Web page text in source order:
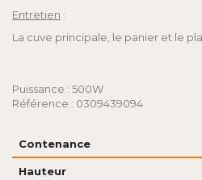
Entretien :
La cuve principale, le panier et le
Puissance : 500W
Référence : 0309439094
Contenance
Hauteur